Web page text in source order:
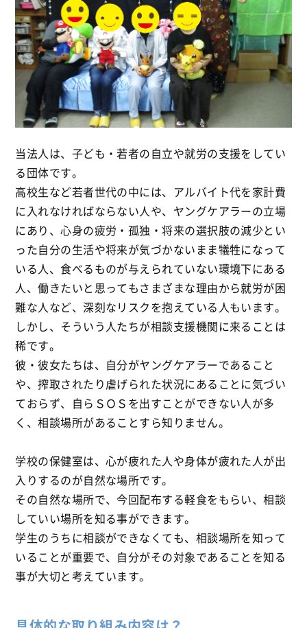
当法人は、子ども・若者の自立や就労の支援をしてい
る団体です。
高校生など若者世代の中には、アルバイト代を家計費
に入れなければならない人や、ヤングケアラーの立場
にあり、心身の疲労・孤独・将来の選択肢の減少とい
った自分の生活や将来が気づかないまま犠牲になって
いる人、食べるものが与えられていない環境下にある
人、働きたいと思ってもさまざまな理由から就労が困
難な人など、深刻なリスクを抱えている人もいます。
しかし、そういう人たちが相談支援機関に来ることは
稀です。
彼・彼女たちは、自分がヤングケアラーであること
や、搾取されたり虐げられた状況にあることに気づい
ておらず、自らＳＯＳを出すことができない人が多
く、相談場所があることすら知りません。
学校の保健室は、心が疲れた人や身体が疲れた人が出
入りするのが自然な場所です。
その自然な場所で、今回配布する軽食をもらい、相談
していい場所を知る事ができます。
学生のうちに相談ができなくても、相談場所を知って
いることが重要で、自分がその対象であることを知る
事が大切と考えています。